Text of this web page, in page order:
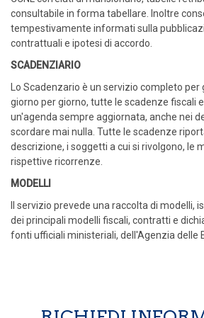
consultabile in forma tabellare. Inoltre
tempestivamente informati sulla
contrattuali e ipotesi di accordo.
SCADENZIARIO
Lo Scadenzario è un servizio completo
giorno per giorno, tutte le scadenze fiscali
un'agenda sempre aggiornata, anche nei
scordare mai nulla. Tutte le scadenze
descrizione, i soggetti a cui si rivolgono, le
rispettive ricorrenze.
MODELLI
Il servizio prevede una raccolta di modelli,
dei principali modelli fiscali, contratti e
fonti ufficiali ministeriali, dell'Agenzia delle